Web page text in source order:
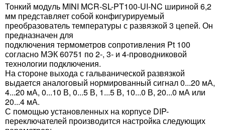
Тонкий модуль MINI MCR-SL-PT100-UI-NC шириной 6,2
мм представляет собой конфигурируемый
преобразователь температуры с развязкой 3 цепей. Он
предназначен для
подключения термометров сопротивления Pt 100
согласно МЭК 60751 по 2-, 3- и 4-проводниковой
технологии подключения.
На стороне выхода с гальванической развязкой
выдается аналоговый нормированный сигнал 0...20 мА,
4...20 мА, 0...10 В, 0...5 В, 1...5 В, 10...0 В, 20...0 мА или
20...4 мА.
С помощью установленных на корпусе DIP-
переключателей производится настройка следующих